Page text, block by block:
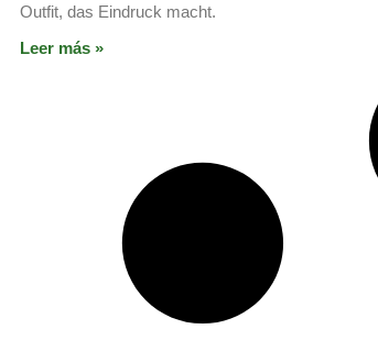
Outfit, das Eindruck macht.
Leer más »